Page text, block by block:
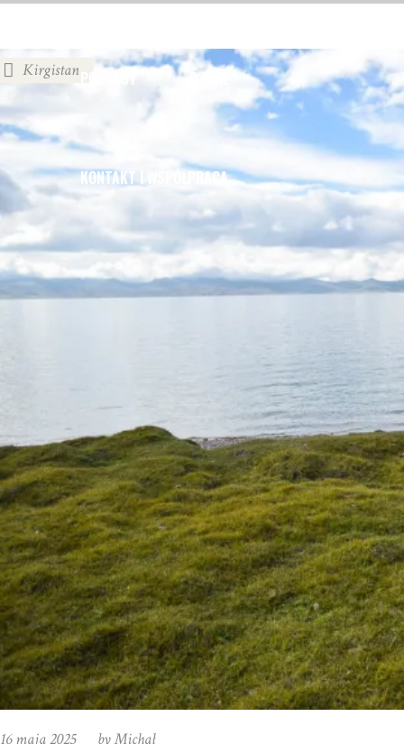
O MNIE
KONTAKT I WSPÓŁPRACA
Kirgistan
16 maja 2025 byMichał